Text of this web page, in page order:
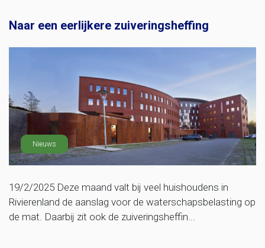
Naar een eerlijkere zuiveringsheffing
Nieuws
19/2/2025 Deze maand valt bij veel huishoudens in
Rivierenland de aanslag voor de waterschapsbelasting op
de mat. Daarbij zit ook de zuiveringsheffin...